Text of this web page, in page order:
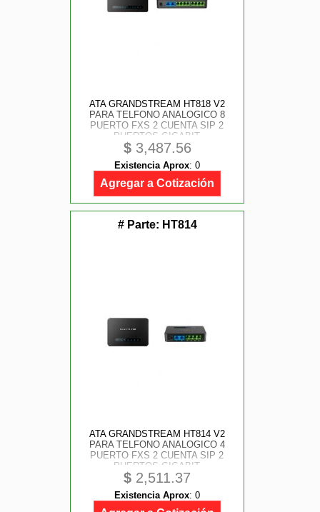
ATA GRANDSTREAM HT818 V2
PARA TELFONO ANALOGICO 8
PUERTO FXS 2 CUENTA SIP 2
PUERTOS GIGABIT
$3,487.56
Existencia Aprox: 0
Agregar a Cotización
# Parte: HT814
ATA GRANDSTREAM HT814 V2
PARA TELFONO ANALOGICO 4
PUERTO FXS 2 CUENTA SIP 2
PUERTOS GIGABIT
$ 2,511.37
Existencia Aprox: 0